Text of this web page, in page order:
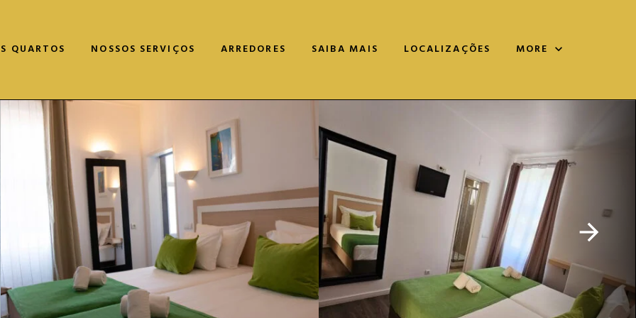
QUARTOS NOSSOS SERVIÇOS ARREDORES SAIBA MAIS LOCALIZAÇÕES MORE expand_more
arrow_forward